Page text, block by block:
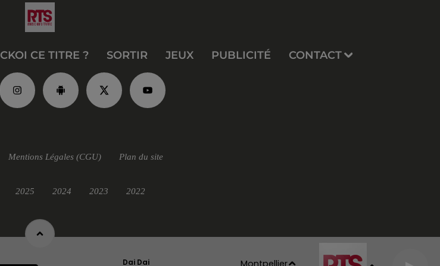
CKOI CE TITRE ? SORTIR JEUX PUBLICITÉ CONTACT
Dai Dai Montpellier
Mentions Légales (CGU) Plan du site
2025 2024 2023 2022